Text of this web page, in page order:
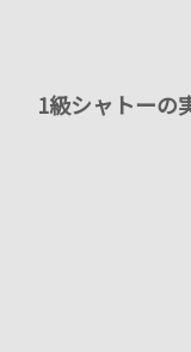
1級シャトーの